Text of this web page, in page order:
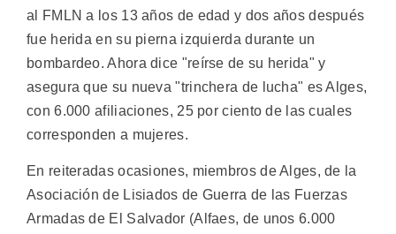
al FMLN a los 13 años de edad y dos años después
fue herida en su pierna izquierda durante un
bombardeo. Ahora dice "reírse de su herida" y
asegura que su nueva "trinchera de lucha" es Alges,
con 6.000 afiliaciones, 25 por ciento de las cuales
corresponden a mujeres.
En reiteradas ocasiones, miembros de Alges, de la
Asociación de Lisiados de Guerra de las Fuerzas
Armadas de El Salvador (Alfaes, de unos 6.000